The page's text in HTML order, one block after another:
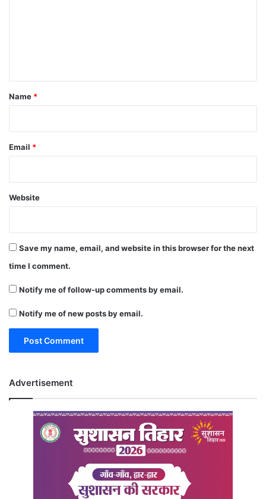
*
Name *
Email *
Website
Save my name, email, and website in this browser for the next
time I comment.
Notify me of follow-up comments by email.
Notify me of new posts by email.
Advertisement